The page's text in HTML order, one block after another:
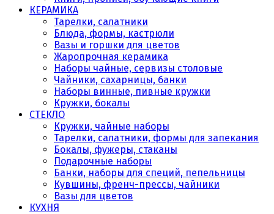
КЕРАМИКА
Тарелки, салатники
Блюда, формы, кастрюли
Вазы и горшки для цветов
Жаропрочная керамика
Наборы чайные, сервизы столовые
Чайники, сахарницы, банки
Наборы винные, пивные кружки
Кружки, бокалы
СТЕКЛО
Кружки, чайные наборы
Тарелки, салатники, формы для запекания
Бокалы, фужеры, стаканы
Подарочные наборы
Банки, наборы для специй, пепельницы
Кувшины, френч-прессы, чайники
Вазы для цветов
КУХНЯ